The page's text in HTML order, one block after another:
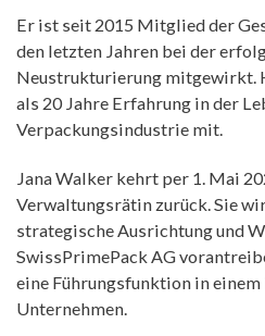
Er ist seit 2015 Mitglied der
den letzten Jahren bei der
Neustrukturierung mitgewirkt.
als 20 Jahre Erfahrung in der
Verpackungsindustrie mit.
Jana Walker kehrt per 1. Mai
Verwaltungsrätin zurück. Sie
strategische Ausrichtung und
SwissPrimePack AG
eine Führungsfunktion in
Unternehmen.